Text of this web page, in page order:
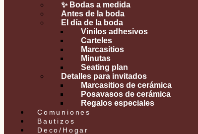
✨ Bodas a medida
Antes de la boda
El día de la boda
Vinilos adhesivos
Carteles
Marcasitios
Minutas
Seating plan
Detalles para invitados
Marcasitios de cerámica
Posavasos de cerámica
Regalos especiales
Comuniones
Bautizos
Deco/Hogar